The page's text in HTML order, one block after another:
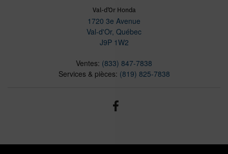
Val-d’Or Honda
1720 3e Avenue
Val-d'Or, Québec
J9P 1W2
Ventes: (833) 847-7838
Services & pièces: (819) 825-7838